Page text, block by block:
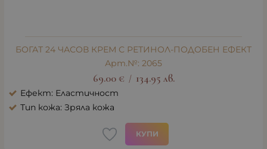
БОГАТ 24 ЧАСОВ КРЕМ С РЕТИНОЛ-ПОДОБЕН ЕФЕКТ
Арт.№: 2065
69.00 € / 134.95 лв.
Ефект: Еластичност
Тип кожа: Зряла кожа
КУПИ